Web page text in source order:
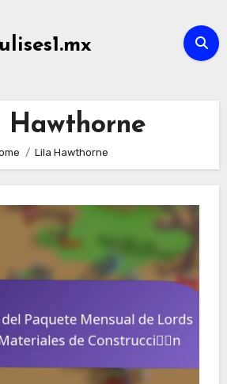
ulises1.mx
Hawthorne
Lila Hawthorne